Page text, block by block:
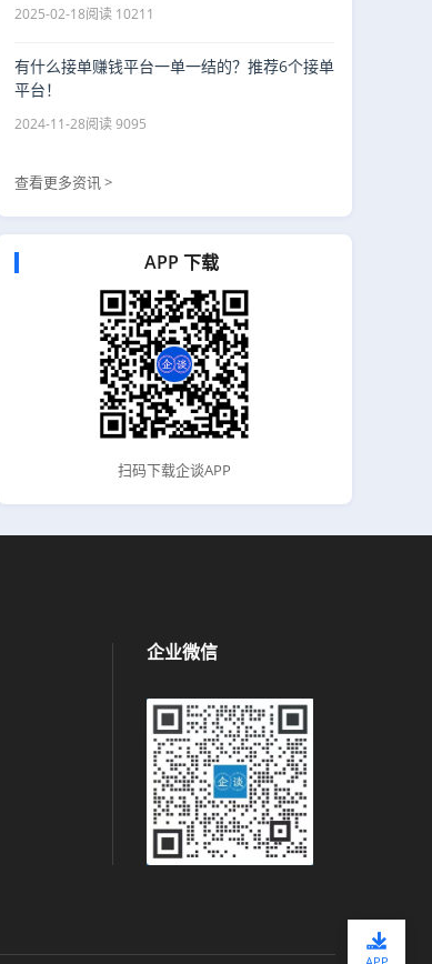
2025-02-18阅读 10211
有什么接单赚钱平台一单一结的？推荐6个接单
平台！
2024-11-28阅读 9095
查看更多资讯 >
APP 下载
扫码下载企谈APP
企业微信
APP